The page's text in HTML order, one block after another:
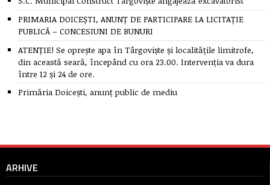
PRIMARIA DOICEȘTI, ANUNȚ DE PARTICIPARE LA LICITAȚIE
PUBLICĂ – CONCESIUNI DE BUNURI
ATENȚIE! Se oprește apa în Târgoviște și localitățile limitrofe,
din această seară, începând cu ora 23.00. Intervenția va dura
între 12 și 24 de ore.
Primăria Doicești, anunț public de mediu
ARHIVE